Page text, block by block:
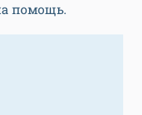
помощь.